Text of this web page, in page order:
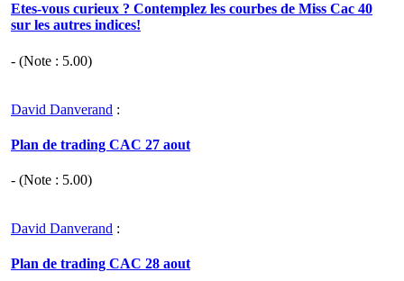
Etes-vous curieux ? Contemplez les courbes de Miss Cac 40
sur les autres indices!
- (Note : 5.00)
David Danverand :
Plan de trading CAC 27 aout
- (Note : 5.00)
David Danverand :
Plan de trading CAC 28 aout